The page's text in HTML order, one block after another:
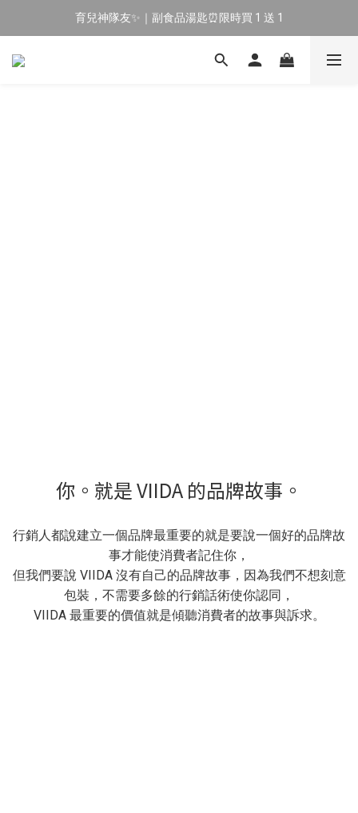
🔥 新會員專屬｜首購現折 $100！🔥
育兒神隊友✨｜副食品湯匙⏰限時買 1 送 1
🔥 新會員專屬｜首購現折 $100！🔥
你。就是 VIIDA 的品牌故事。
行銷人都說建立一個品牌最重要的就是要說一個好的品牌故
事才能使消費者記住你，
但我們要說 VIIDA 沒有自己的品牌故事，因為我們不想刻意
包裝，不需要多餘的行銷話術使你認同，
VIIDA 最重要的價值就是傾聽消費者的故事與訴求。